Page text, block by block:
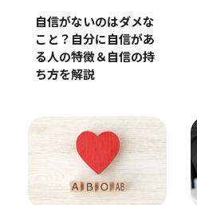
自信がないのはダメな
こと？自分に自信があ
る人の特徴＆自信の持
ち方を解説